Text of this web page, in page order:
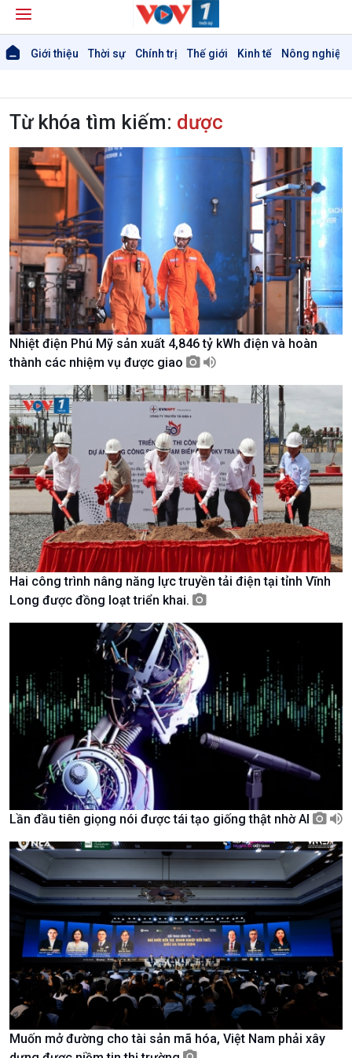
Giới thiệu Thời sự Chính trị Thế giới Kinh tế Nông nghiệp
Giới thiệu
Thời sự
Thời sự 6h
Thời sự 12h
Thời sự 18h
Thời sự 21h30
Bản tin
Chuyên mục
Theo dòng Thời sự
Tin Chính trị
Chính phủ với người dân
Quốc hội với cử tri
Xây dựng đảng
Đảng trong cuộc sống
Nhận diện sự thật
Pháp luật và đời sống
Tin thế giới
Vấn đề quốc tế
Hồ sơ sự kiện quốc tế
Thế giới & Việt Nam
Biên cương - Một dải vững
bền
Từ khóa tìm kiếm: dược
Nhiệt điện Phú Mỹ sản xuất 4,846 tỷ kWh điện và hoàn
thành các nhiệm vụ được giao
Hai công trình nâng năng lực truyền tải điện tại tỉnh Vĩnh
Long được đồng loạt triển khai.
Lần đầu tiên giọng nói được tái tạo giống thật nhờ AI
Muốn mở đường cho tài sản mã hóa, Việt Nam phải xây